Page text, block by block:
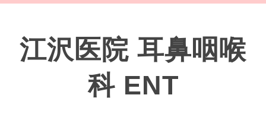
江沢医院 耳鼻咽喉
科 ENT